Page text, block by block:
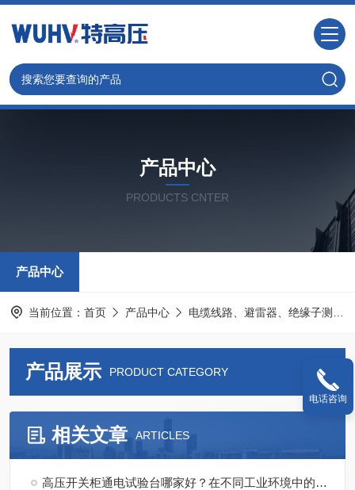
产品中心
PRODUCTS CNTER
产品中心
当前位置： 首页 产品中心 电缆线路、避雷器、绝缘子测试仪器
产品展示 PRODUCT CATEGORY
相关文章 ARTICLES
高压开关柜通电试验台哪家好？在不同工业环境中的应用观察
电话咨询